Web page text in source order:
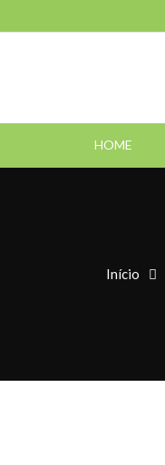
HOME
Início